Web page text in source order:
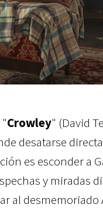
Crowley" (David
desatarse
es esconder a
y miradas
al